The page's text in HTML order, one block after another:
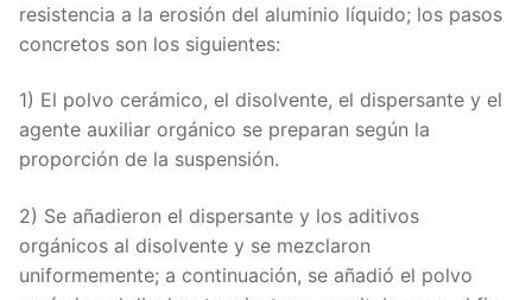
resistencia a la erosión del aluminio líquido; los pasos
concretos son los siguientes:
1) El polvo cerámico, el disolvente, el dispersante y el
agente auxiliar orgánico se preparan según la
proporción de la suspensión.
2) Se añadieron el dispersante y los aditivos
orgánicos al disolvente y se mezclaron
uniformemente; a continuación, se añadió el polvo